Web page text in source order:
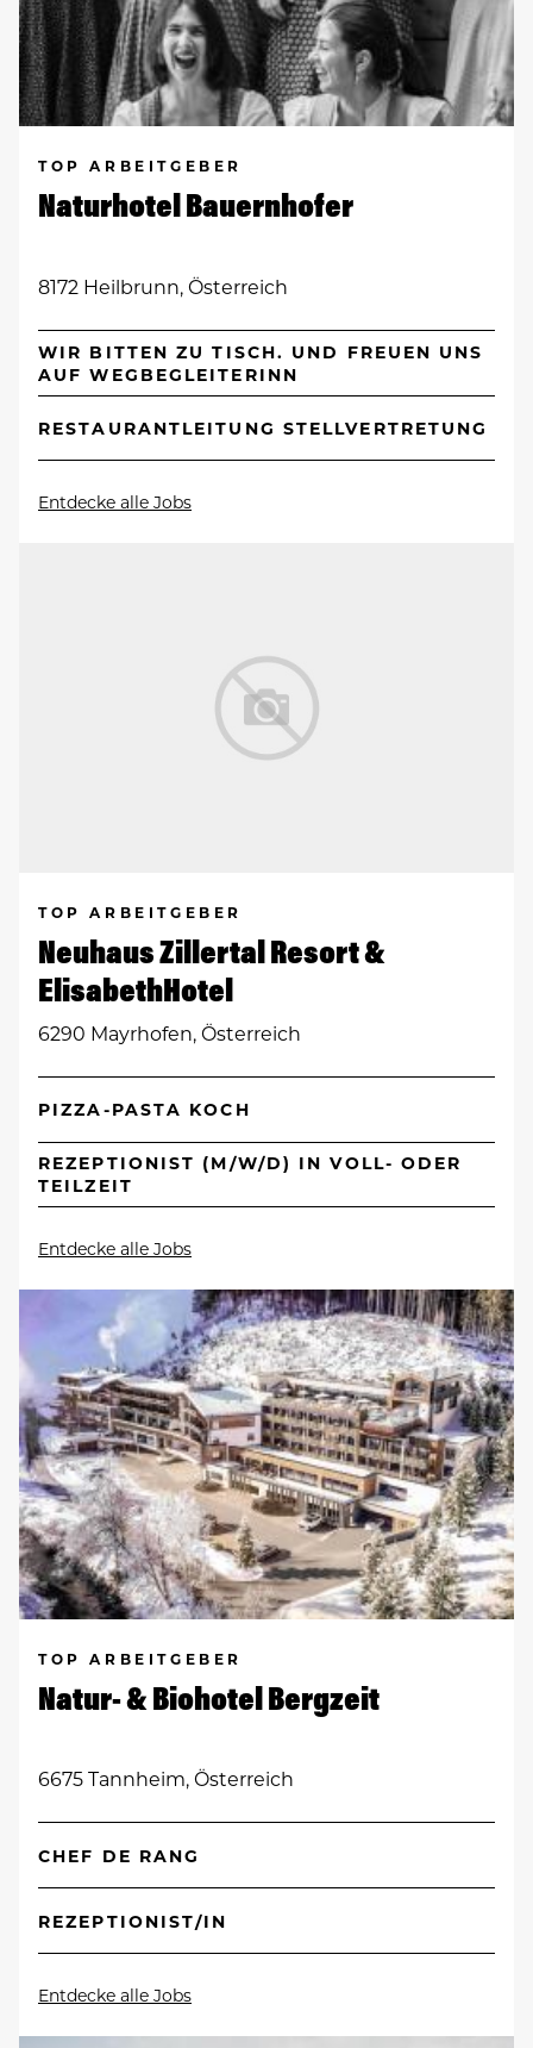
TOP ARBEITGEBER
Naturhotel Bauernhofer
8172 Heilbrunn, Österreich
WIR BITTEN ZU TISCH. UND FREUEN UNS
AUF WEGBEGLEITERINN
RESTAURANTLEITUNG STELLVERTRETUNG
Entdecke alle Jobs
TOP ARBEITGEBER
Neuhaus Zillertal Resort &
ElisabethHotel
6290 Mayrhofen, Österreich
PIZZA-PASTA KOCH
REZEPTIONIST (M/W/D) IN VOLL- ODER
TEILZEIT
Entdecke alle Jobs
TOP ARBEITGEBER
Natur- & Biohotel Bergzeit
6675 Tannheim, Österreich
CHEF DE RANG
REZEPTIONIST/IN
Entdecke alle Jobs